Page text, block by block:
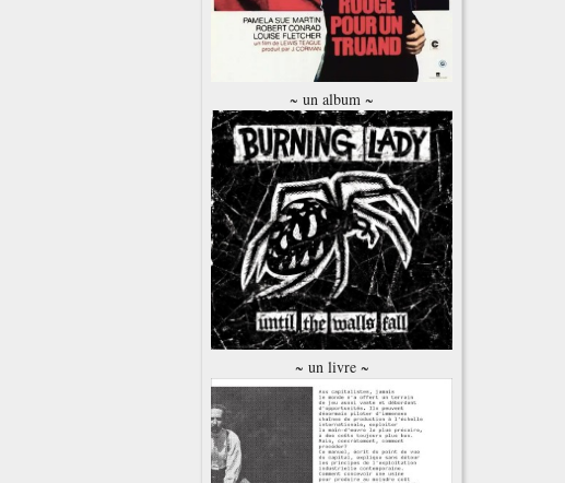
~ un album ~
~ un livre ~